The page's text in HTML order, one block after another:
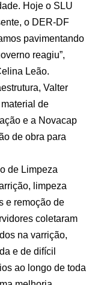
Hoje o SLU
o DER-DF
pavimentando
reagiu”,
Leão.
Valter
de
e a Novacap
de obra para
de Limpeza
limpeza
e remoção de
coletaram
na varrição,
e de difícil
ao longo de toda